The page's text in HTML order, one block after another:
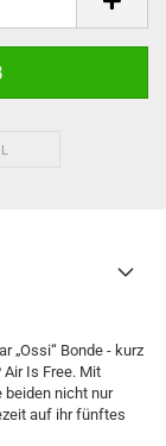
„Ossi“ Bonde - kurz
Is Free. Mit
beiden nicht nur
auf ihr fünftes